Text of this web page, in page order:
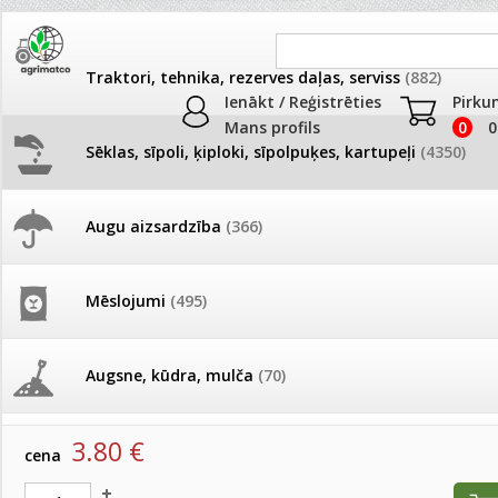
Ienākt / Reģistrēties
Mans profils
0
Traktori, tehnika, rezerves daļas, serviss (882)
Sēklas, sīpoli, ķiploki, sīpolpuķes, kartupeļi (4350)
Augu aizsardzība (366)
Mēslojumi (495)
Augsne, kūdra, mulča (70)
Podi un kasetes
JAUNUMI
Pašlasīšanas vietu katalogs
26.05. Vebinārs - Kā ierobežot
gliemežus piemājas dārzā un
Darba laiks Līgo svētkos
Ūdens piemērotības noteikšana
AKCIJAS
frēze + mulčieris +
AKCIJAS komplekts -
Leduspuķes
Produkti »Sēklas, sīpoli, ķiploki, sīpolpuķes, kartupeļi
Leduspuķes
Leduspuķes Sprint rose 250 p
artikuls:
cena 3.80 €